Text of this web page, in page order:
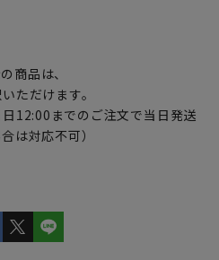
商品は、
ただけます。
12:00までのご注文で当日発送
は対応不可）